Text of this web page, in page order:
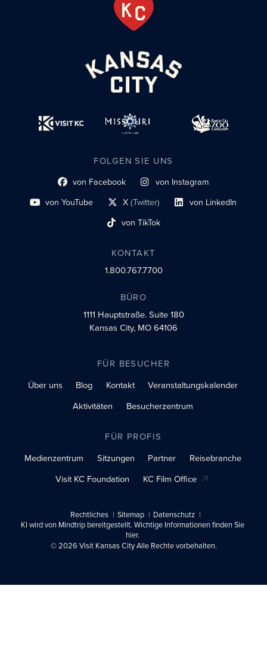
FOLGEN SIE UNS
Link zum sozialen Profil
von Facebook Link zum sozialen Profil
von Instagram
Link zum sozialen Profil
von YouTube X(Twitter)
Social-Profil-Link Link zum sozialen Profil
von LinkedIn
Link zum sozialen Profil
von TikTok
KONTAKT
1.800.767.7700
BÜRO
1111 Hauptstraße.Suite 180
Kansas City, MO 64106
FÜR BESUCHER
Über uns
Blog Kontakt
Veranstaltungskalender
Aktivitäten
Besucherzentrum
FÜR PROFIS
Medienzentrum
Sitzungen Partner
Reisebranche
Visit KC Foundation
KC Film Office
Rechtliches Sitemap
Datenschutz
KI wird von Mindtrip bereitgestellt. Wichtige Informationen finden Sie
hier.
© 2026 Visit Kansas City Alle Rechte vorbehalten.